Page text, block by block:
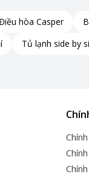
hòa Casper
Tủ lạnh side by